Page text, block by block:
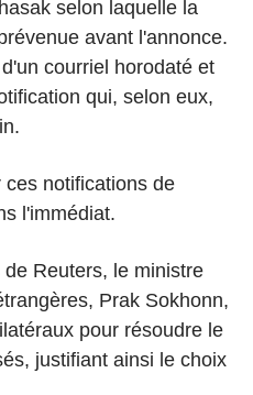
selon laquelle la
avant l'annonce.
courriel horodaté et
qui, selon eux,
notifications de
l'immédiat.
Reuters, le ministre
Prak Sokhonn,
pour résoudre le
justifiant ainsi le choix